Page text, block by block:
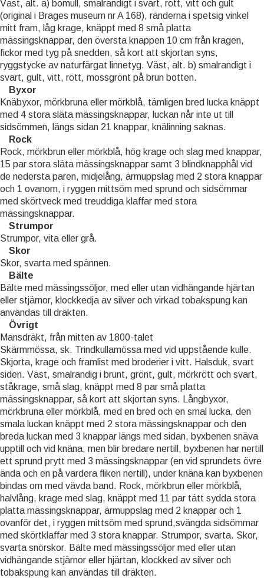
Väst, alt. a) bomull, smalrandigt i svart, rött, vitt och gult
(original i Brages museum nr A 168), ränderna i spetsig vinkel
mitt fram, låg krage, knäppt med 8 små platta
mässingsknappar, den översta knappen 10 cm från kragen,
fickor med tyg på snedden, så kort att skjortan syns,
ryggstycke av naturfärgat linnetyg. Väst, alt. b) smalrandigt i
svart, gult, vitt, rött, mossgrönt på brun botten.
Byxor
Knäbyxor, mörkbruna eller mörkblå, tämligen bred lucka knäppt
med 4 stora släta mässingsknappar, luckan når inte ut till
sidsömmen, längs sidan 21 knappar, knälinning saknas.
Rock
Rock, mörkbrun eller mörkblå, hög krage och slag med knappar,
15 par stora släta mässingsknappar samt 3 blindknapphål vid
de nedersta paren, midjelång, ärmuppslag med 2 stora knappar
och 1 ovanom, i ryggen mittsöm med sprund och sidsömmar
med skörtveck med treuddiga klaffar med stora
mässingsknappar.
Strumpor
Strumpor, vita eller grå.
Skor
Skor, svarta med spännen.
Bälte
Bälte med mässingssöljor, med eller utan vidhängande hjärtan
eller stjärnor, klockkedja av silver och virkad tobakspung kan
användas till dräkten.
Övrigt
Mansdräkt, från mitten av 1800-talet
Skärmmössa, sk. Trindkullamössa med vid uppstående kulle.
Skjorta, krage och framlist med broderier i vitt. Halsduk, svart
siden. Väst, smalrandig i brunt, grönt, gult, mörkrött och svart,
ståkrage, små slag, knäppt med 8 par små platta
mässingsknappar, så kort att skjortan syns. Långbyxor,
mörkbruna eller mörkblå, med en bred och en smal lucka, den
smala luckan knäppt med 2 stora mässingsknappar och den
breda luckan med 3 knappar längs med sidan, byxbenen snäva
upptill och vid knäna, men blir bredare nertill, byxbenen har nertill
ett sprund prytt med 3 mässingsknappar (en vid sprundets övre
ända och en på vardera fliken nertill), under knäna kan byxbenen
bindas om med vävda band. Rock, mörkbrun eller mörkblå,
halvlång, krage med slag, knäppt med 11 par tätt sydda stora
platta mässingsknappar, ärmuppslag med 2 knappar och 1
ovanför det, i ryggen mittsöm med sprund,svängda sidsömmar
med skörtklaffar med 3 stora knappar. Strumpor, svarta. Skor,
svarta snörskor. Bälte med mässingssöljor med eller utan
vidhängande stjärnor eller hjärtan, klockked av silver och
tobakspung kan användas till dräkten.